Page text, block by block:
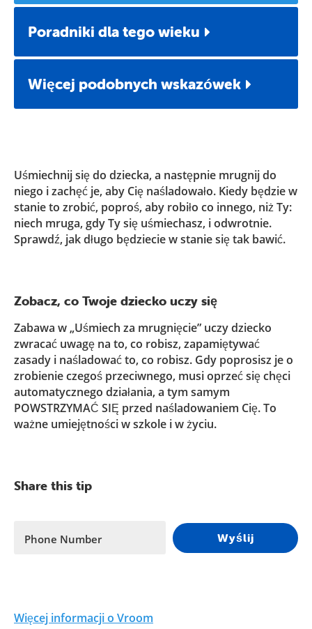
Poradniki dla tego wieku
Więcej podobnych wskazówek
Uśmiechnij się do dziecka, a następnie mrugnij do
niego i zachęć je, aby Cię naśladowało. Kiedy będzie w
stanie to zrobić, poproś, aby robiło co innego, niż Ty:
niech mruga, gdy Ty się uśmiechasz, i odwrotnie.
Sprawdź, jak długo będziecie w stanie się tak bawić.
Zobacz, co Twoje dziecko uczy się
Zabawa w „Uśmiech za mrugnięcie” uczy dziecko
zwracać uwagę na to, co robisz, zapamiętywać
zasady i naśladować to, co robisz. Gdy poprosisz je o
zrobienie czegoś przeciwnego, musi oprzeć się chęci
automatycznego działania, a tym samym
POWSTRZYMAĆ SIĘ przed naśladowaniem Cię. To
ważne umiejętności w szkole i w życiu.
Share this tip
Phone Number Wyślij
Więcej informacji o Vroom